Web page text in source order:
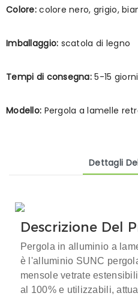
Colore:colore nero, grigio,
Imballaggio: scatola di legno
Tempi di consegna:5-15 giorni
Modello: Pergola a lamelle
Dettagli
Descrizione Del
Pergola in alluminio a
è l'alluminio SUNC
mensole vetrate
al 100% e utilizzabili,